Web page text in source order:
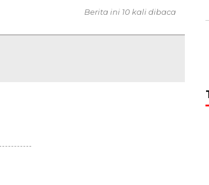
Berita ini 10 kali dibaca